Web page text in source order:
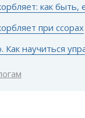
как быть,
при ссорах
Как научиться